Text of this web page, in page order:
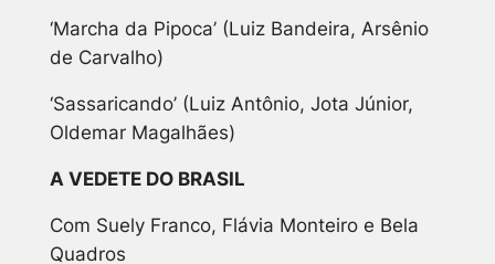
‘Marcha da Pipoca’ (Luiz Bandeira, Arsênio
de Carvalho)
‘Sassaricando’ (Luiz Antônio, Jota Júnior,
Oldemar Magalhães)
A VEDETE DO BRASIL
Com Suely Franco, Flávia Monteiro e Bela
Quadros